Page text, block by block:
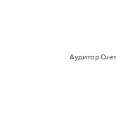
Аудитор